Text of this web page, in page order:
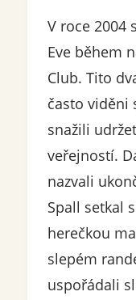
V roce 2004
Eve během
Club. Tito
často viděni
snažili
veřejností.
nazvali
Spall setkal
herečkou
slepém
uspořádali